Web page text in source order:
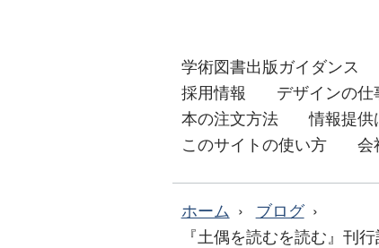
学術図書出版ガイダンス
採用情報
デザインの仕
本の注文方法
情報提供
このサイトの使い方
会
ホーム
ブログ
『土偶を読むを読む』刊